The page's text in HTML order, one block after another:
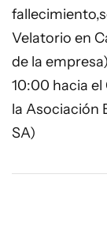
Velatorio en
de la
10:00 hacia
la Asociación
SA)